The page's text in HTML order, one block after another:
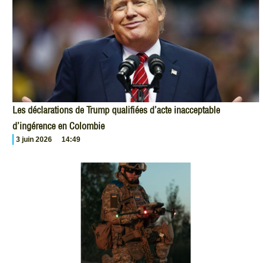
Les déclarations de Trump qualifiées d’acte inacceptable
d’ingérence en Colombie
3 juin 2026 14:49